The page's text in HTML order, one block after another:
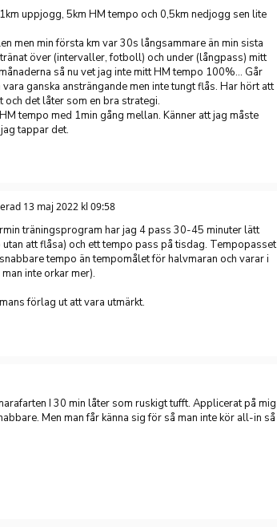
uppjogg, 5km HM tempo och 0,5km nedjogg sen lite
men min första km var 30s långsammare än min sista
över (intervaller, fotboll) och under (långpass) mitt
så nu vet jag inte mitt HM tempo 100%... Går
ganska ansträngande men inte tungt flås. Har hört att
och det låter som en bra strategi.
tempo med 1min gång mellan. Känner att jag måste
tappar det.
13 maj 2022 kl 09:58
träningsprogram har jag 4 pass 30-45 minuter lätt
att flåsa) och ett tempo pass på tisdag. Tempopasset
tempo än tempomålet för halvmaran och varar i
inte orkar mer).
förlag ut att vara utmärkt.
I 30 min låter som ruskigt tufft. Applicerat på mig
Men man får känna sig för så man inte kör all-in så